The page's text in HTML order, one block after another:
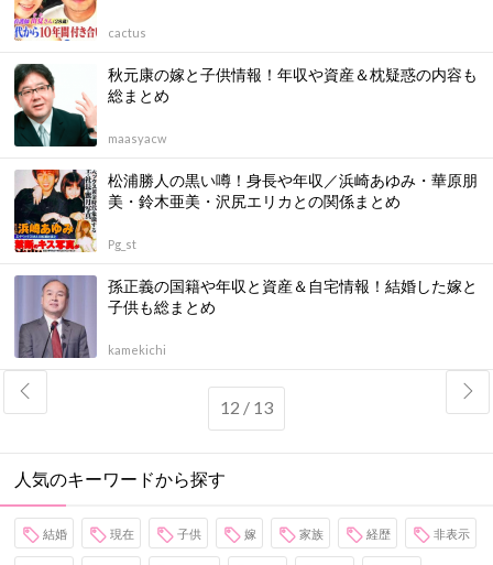
cactus
秋元康の嫁と子供情報！年収や資産＆枕疑惑の内容も
総まとめ
maasyacw
松浦勝人の黒い噂！身長や年収／浜崎あゆみ・華原朋
美・鈴木亜美・沢尻エリカとの関係まとめ
Pg_st
孫正義の国籍や年収と資産＆自宅情報！結婚した嫁と
子供も総まとめ
kamekichi
12 / 13
人気のキーワードから探す
結婚 現在 子供 嫁 家族 経歴 非表示